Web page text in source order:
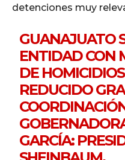
detenciones muy
GUANAJUATO
ENTIDAD CON
DE
REDUCIDO
GARCÍA: